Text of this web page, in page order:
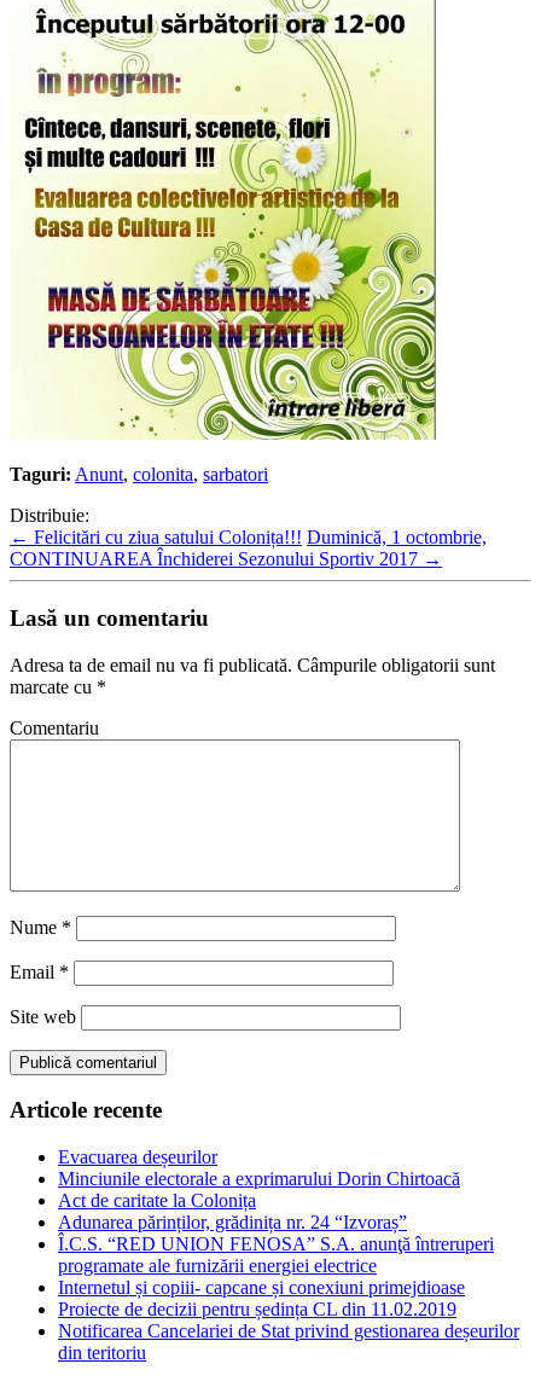
Taguri: Anunt, colonita, sarbatori
Distribuie:
← Felicitări cu ziua satului Colonița!!! Duminică, 1 octombrie,
CONTINUAREA Închiderei Sezonului Sportiv 2017 →
Lasă un comentariu
Adresa ta de email nu va fi publicată. Câmpurile obligatorii sunt
marcate cu *
Comentariu
Nume *
Email *
Site web
Articole recente
Evacuarea deșeurilor
Minciunile electorale a exprimarului Dorin Chirtoacă
Act de caritate la Colonița
Adunarea părinților, grădinița nr. 24 “Izvoraș”
Î.C.S. “RED UNION FENOSA” S.A. anunţă întreruperi
programate ale furnizării energiei electrice
Internetul și copiii- capcane și conexiuni primejdioase
Proiecte de decizii pentru ședința CL din 11.02.2019
Notificarea Cancelariei de Stat privind gestionarea deșeurilor
din teritoriu